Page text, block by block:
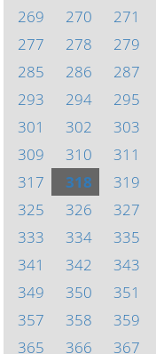
269
270 271
277
278 279
285
286 287
293
294 295
301
302 303
309
310 311
317
318 319
325
326 327
333
334 335
341
342 343
349
350 351
357
358 359
365
366 367